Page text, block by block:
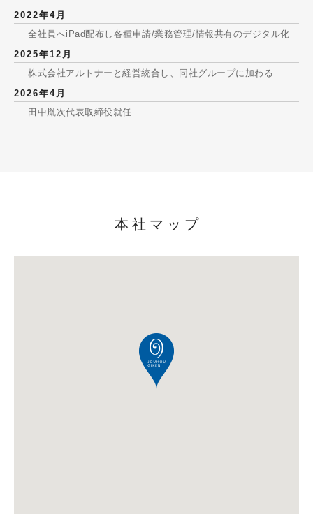
2022年4月
全社員へiPad配布し各種申請/業務管理/情報共有のデジタル化
2025年12月
株式会社アルトナーと経営統合し、同社グループに加わる
2026年4月
田中胤次代表取締役就任
本社マップ